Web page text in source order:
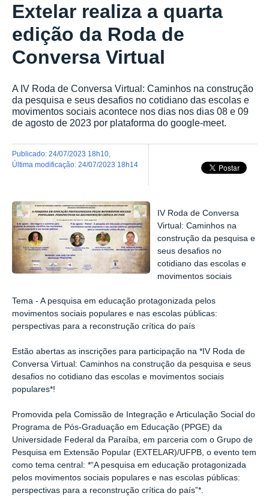
Extelar realiza a quarta
edição da Roda de
Conversa Virtual
A IV Roda de Conversa Virtual: Caminhos na construção
da pesquisa e seus desafios no cotidiano das escolas e
movimentos sociais acontece nos dias nos dias 08 e 09
de agosto de 2023 por plataforma do google-meet.
publicado: 24/07/2023 18h10
última modificação: 24/07/2023 18h14
IV Roda de Conversa
Virtual: Caminhos na
construção da pesquisa e
seus desafios no
cotidiano das escolas e
movimentos sociais
Tema - A pesquisa em educação protagonizada pelos
movimentos sociais populares e nas escolas públicas:
perspectivas para a reconstrução crítica do país
Estão abertas as inscrições para participação na * IV Roda de
Conversa Virtual: Caminhos na construção da pesquisa e seus
desafios no cotidiano das escolas e movimentos sociais
populares*!
Promovida pela Comissão de Integração e Articulação Social do
Programa de Pós-Graduação em Educação (PPGE) da
Universidade Federal da Paraíba, em parceria com o Grupo de
Pesquisa em Extensão Popular (EXTELAR)/UFPB, o evento tem
como tema central: *“A pesquisa em educação protagonizada
pelos movimentos sociais populares e nas escolas públicas:
perspectivas para a reconstrução crítica do país”*.